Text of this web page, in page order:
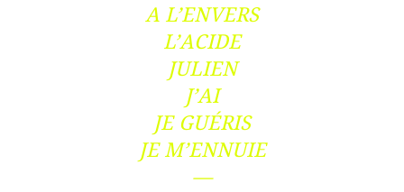
A L’ENVERS
L’ACIDE
JULIEN
J’AI
JE GUÉRIS
JE M’ENNUIE
—